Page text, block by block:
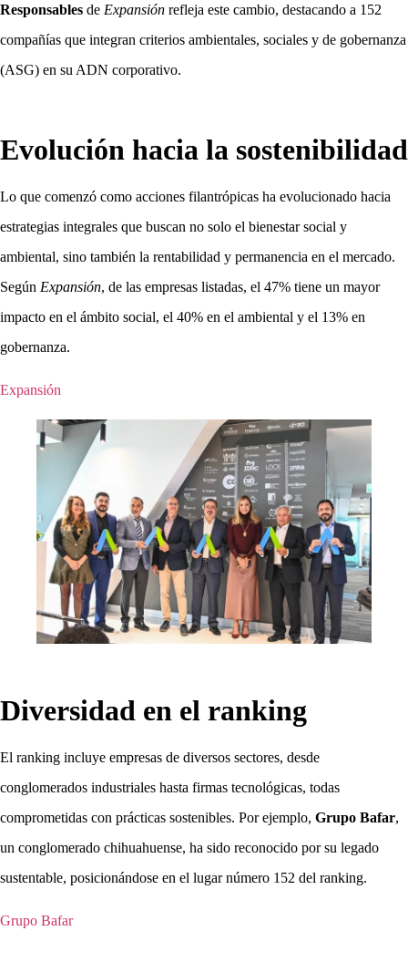
Responsables de Expansión refleja este cambio, destacando a 152
compañías que integran criterios ambientales, sociales y de gobernanza
(ASG) en su ADN corporativo.
Evolución hacia la sostenibilidad
Lo que comenzó como acciones filantrópicas ha evolucionado hacia
estrategias integrales que buscan no solo el bienestar social y
ambiental, sino también la rentabilidad y permanencia en el mercado.
Según Expansión, de las empresas listadas, el 47% tiene un mayor
impacto en el ámbito social, el 40% en el ambiental y el 13% en
gobernanza.
Expansión
Diversidad en el ranking
El ranking incluye empresas de diversos sectores, desde
conglomerados industriales hasta firmas tecnológicas, todas
comprometidas con prácticas sostenibles. Por ejemplo, Grupo Bafar,
un conglomerado chihuahuense, ha sido reconocido por su legado
sustentable, posicionándose en el lugar número 152 del ranking.
Grupo Bafar